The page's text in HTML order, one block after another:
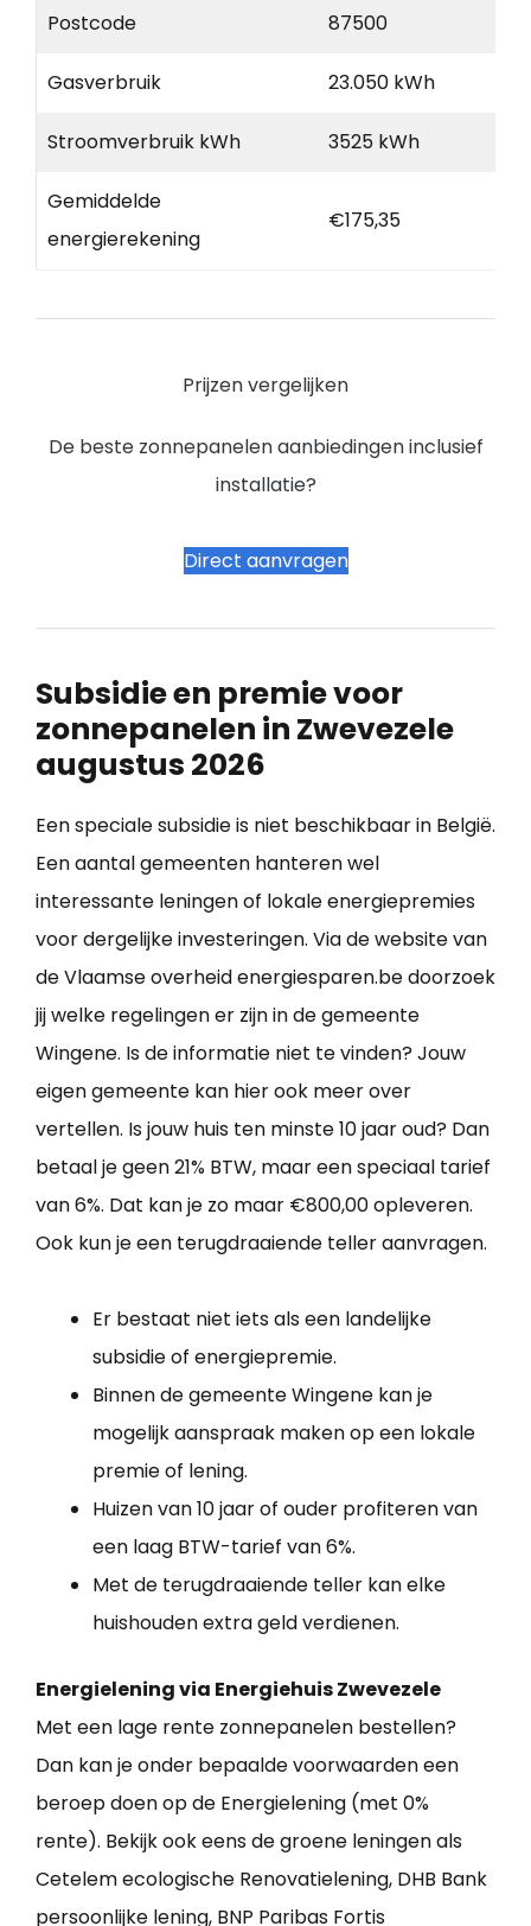
Postcode 87500
Gasverbruik 23.050 kWh
Stroomverbruik kWh 3525 kWh
Gemiddelde
energierekening
€175,35
Prijzen vergelijken
De beste zonnepanelen aanbiedingen inclusief
installatie?
Direct aanvragen
Subsidie en premie voor
zonnepanelen in Zwevezele
augustus 2026
Een speciale subsidie is niet beschikbaar in België.
Een aantal gemeenten hanteren wel
interessante leningen of lokale energiepremies
voor dergelijke investeringen. Via de website van
de Vlaamse overheid energiesparen.be doorzoek
jij welke regelingen er zijn in de gemeente
Wingene. Is de informatie niet te vinden? Jouw
eigen gemeente kan hier ook meer over
vertellen. Is jouw huis ten minste 10 jaar oud? Dan
betaal je geen 21% BTW, maar een speciaal tarief
van 6%. Dat kan je zo maar €800,00 opleveren.
Ook kun je een terugdraaiende teller aanvragen.
Er bestaat niet iets als een landelijke
subsidie of energiepremie.
Binnen de gemeente Wingene kan je
mogelijk aanspraak maken op een lokale
premie of lening.
Huizen van 10 jaar of ouder profiteren van
een laag BTW-tarief van 6%.
Met de terugdraaiende teller kan elke
huishouden extra geld verdienen.
Energielening via Energiehuis Zwevezele
Met een lage rente zonnepanelen bestellen?
Dan kan je onder bepaalde voorwaarden een
beroep doen op de Energielening (met 0%
rente). Bekijk ook eens de groene leningen als
Cetelem ecologische Renovatielening, DHB Bank
persoonlijke lening, BNP Paribas Fortis